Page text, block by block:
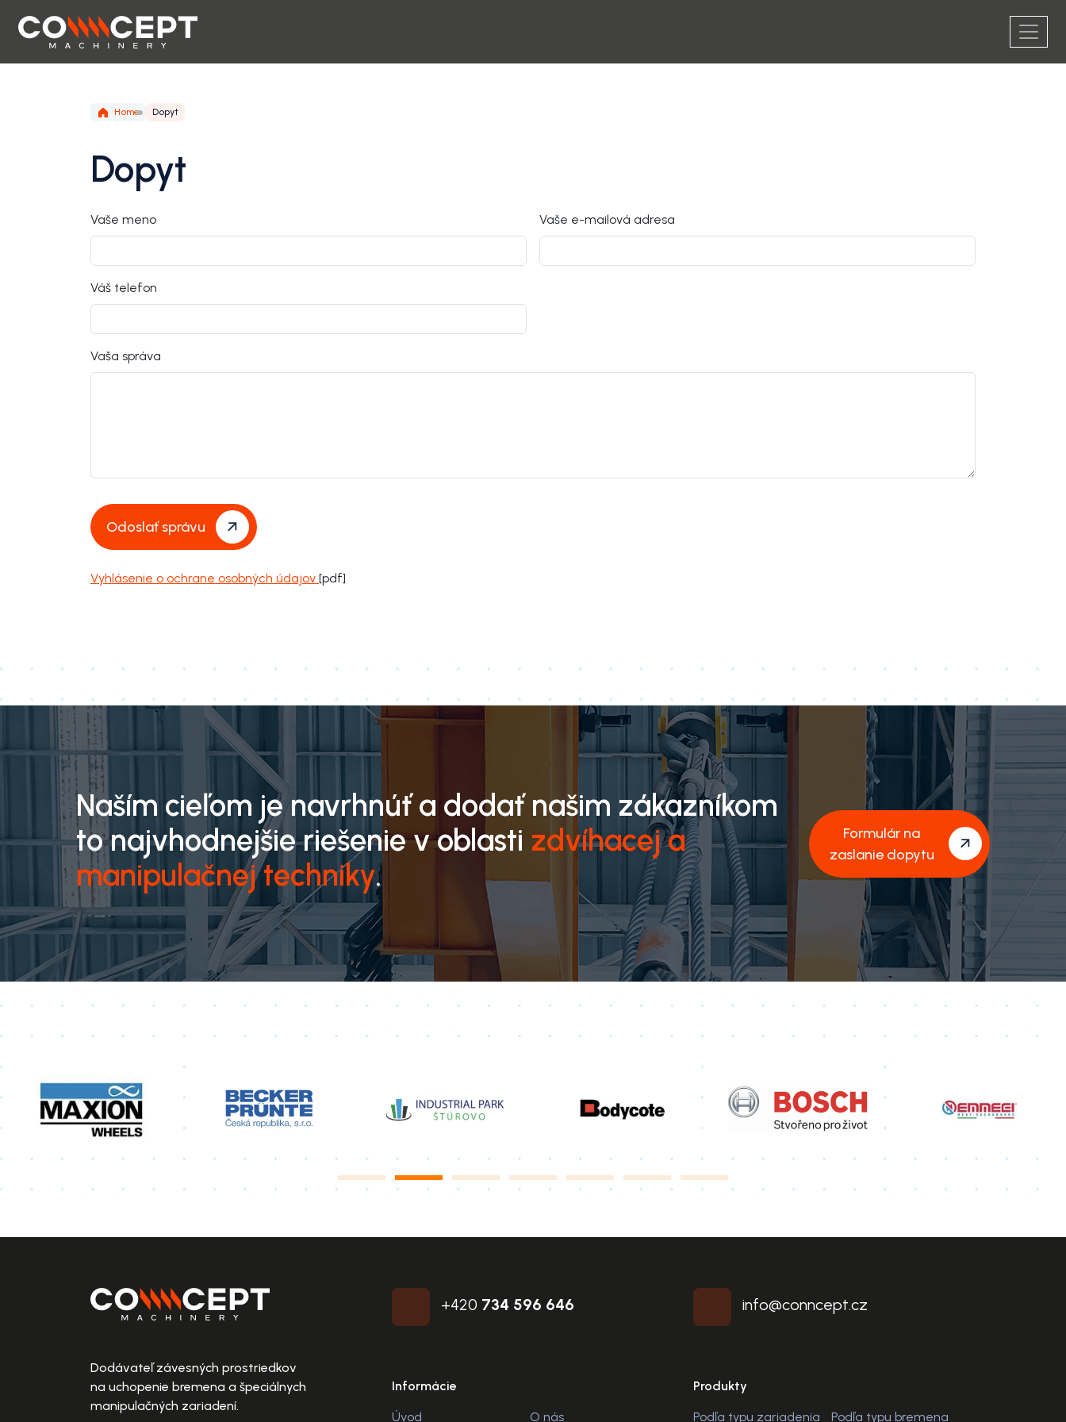
Home Dopyt
Dopyt
Vaše meno Vaše e-mailová adresa
Váš telefon
Vaša správa
Odoslať správu
Vyhlásenie o ochrane osobných údajov [pdf]
Naším cieľom je navrhnúť a dodať našim zákazníkom
to najvhodnejšie riešenie v oblasti zdvíhacej a
manipulačnej techniky.
Formulár na
zaslanie dopytu
Dodávateľ závesných prostriedkov
na uchopenie bremena a špeciálnych
manipulačných zariadení.
+420 734 596 646
Informácie
Úvod O nás
info@conncept.cz
Produkty
Podľa typu zariadenia Podľa typu bremena